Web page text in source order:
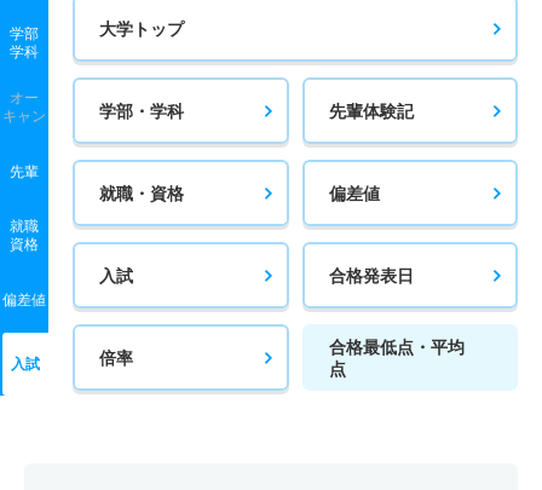
学部
学科
オー
キャン
先輩
就職
資格
偏差値
入試
大学トップ
学部・学科 先輩体験記
就職・資格 偏差値
入試 合格発表日
倍率
合格最低点・平均
点